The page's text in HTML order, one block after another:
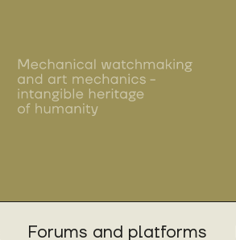
Forums and platforms